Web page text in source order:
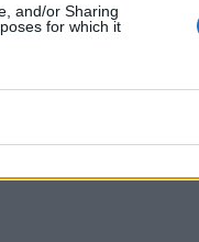
and/or Sharing
for which it